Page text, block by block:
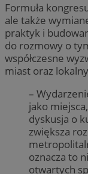
Formuła
ale także
praktyk i
do rozmowy o
współczesne
miast oraz
–
jako
dyskusja o
zwiększa
oznacza to
otwartych